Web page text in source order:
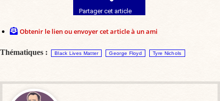
Partager cet article
Obtenir le lien ou envoyer cet article à un ami
Thématiques : Black Lives Matter George Floyd Tyre Nichols